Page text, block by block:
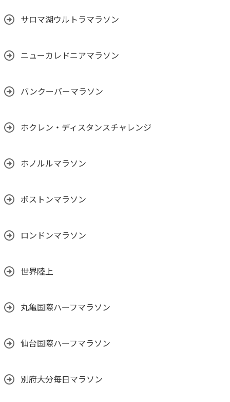
サロマ湖ウルトラマラソン
ニューカレドニアマラソン
バンクーバーマラソン
ホクレン・ディスタンスチャレンジ
ホノルルマラソン
ボストンマラソン
ロンドンマラソン
世界陸上
丸亀国際ハーフマラソン
仙台国際ハーフマラソン
別府大分毎日マラソン